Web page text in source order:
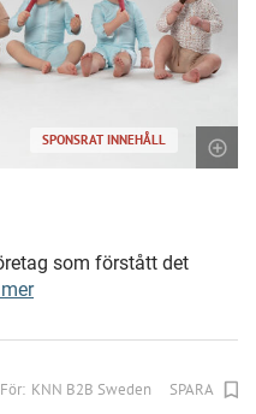
SPONSRAT INNEHÅLL
som förstått det
För: KNN B2B Sweden SPARA